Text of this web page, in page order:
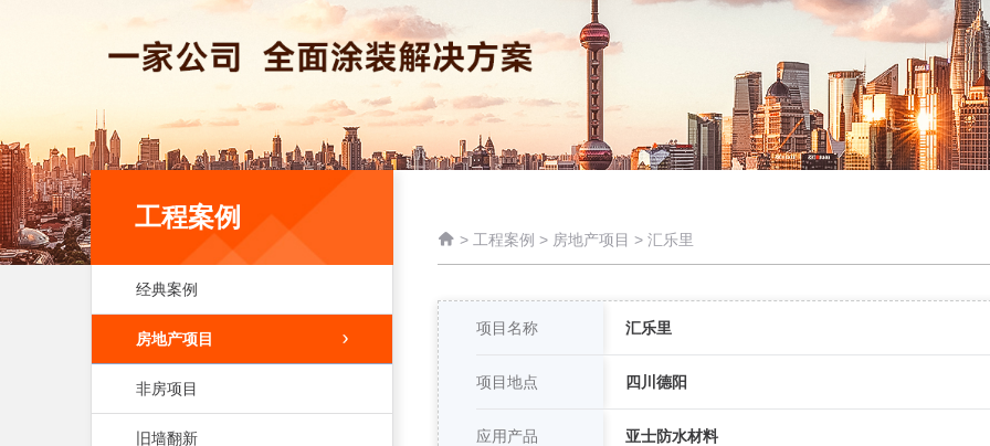
工程案例
经典案例
房地产项目
非房项目
旧墙翻新
 > 工程案例 > 房地产项目 > 汇乐里
项目名称 汇乐里
项目地点 四川德阳
应用产品 亚士防水材料